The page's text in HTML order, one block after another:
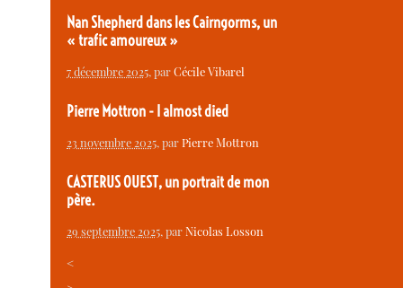
Nan Shepherd dans les Cairngorms, un
« trafic amoureux »
7 décembre 2025, parCécile Vibarel
Pierre Mottron - I almost died
23 novembre 2025, parPierre Mottron
CASTERUS OUEST, un portrait de mon
père.
29 septembre 2025, parNicolas Losson
<